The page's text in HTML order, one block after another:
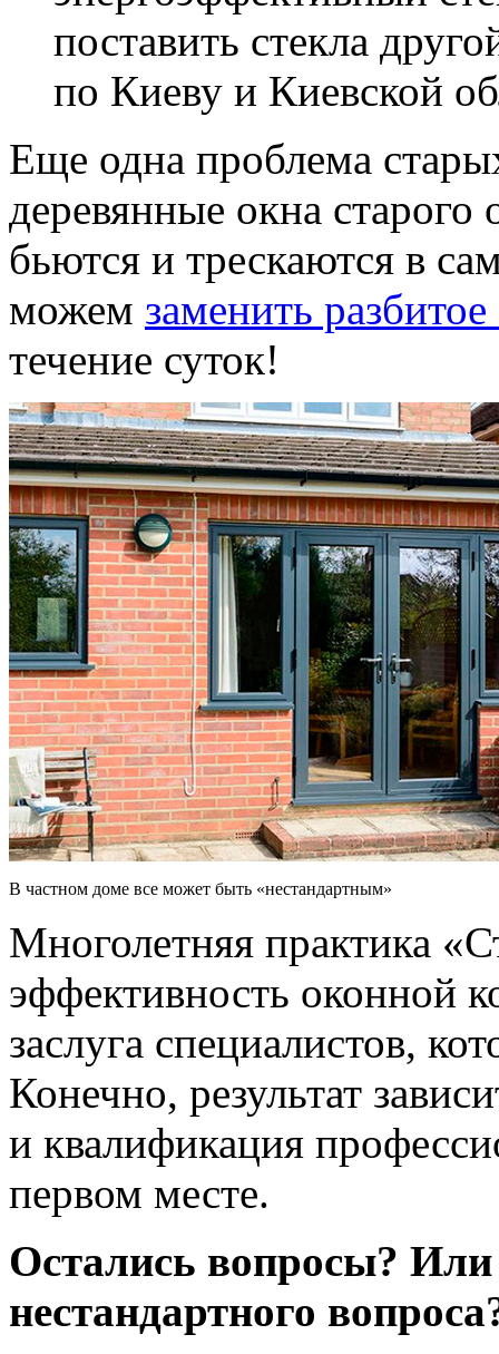
поставить стекла
по Киеву и Киевской
Еще одна проблема
деревянные окна старого
бьются и трескаются в
можем заменить
течение суток!
В частном доме все может быть «нестандартным»
Многолетняя практика
эффективность оконной
заслуга специалистов,
Конечно, результат
и квалификация
первом месте.
Остались вопросы?
нестандартного